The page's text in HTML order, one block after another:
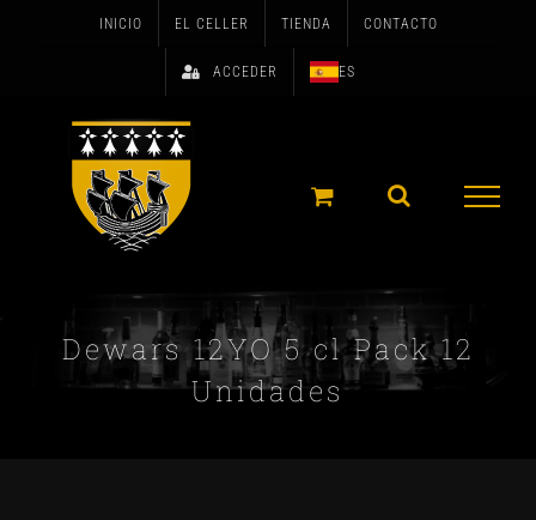
INICIO EL CELLER TIENDA CONTACTO
ACCEDER ES
Dewars 12YO 5 cl Pack 12
Unidades